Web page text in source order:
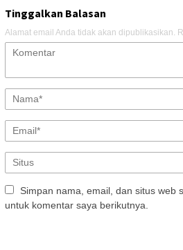
Tinggalkan Balasan
Alamat email Anda tidak akan dipublikasikan.
Simpan nama, email, dan situs web
untuk komentar saya berikutnya.